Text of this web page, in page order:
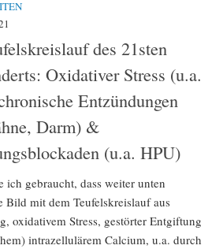
des 21sten
Oxidativer Stress (u.a.
Entzündungen
Darm) &
(u.a. HPU)
ich gebraucht, dass weiter unten
Bild mit dem Teufelskreislauf aus
oxidativem Stress, gestörter Entgiftung
intrazellulärem Calcium, u.a. durch